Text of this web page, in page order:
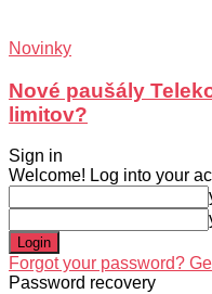
Novinky
Nové paušály
limitov?
Sign in
Welcome! Log into your
Forgot your password?
Password recovery